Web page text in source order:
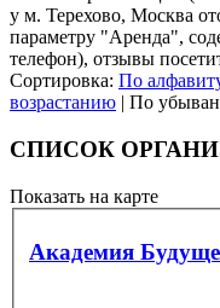
у м. Терехово, Москва
параметру "Аренда",
телефон), отзывы
Сортировка: По
возрастанию | По
СПИСОК
Показать на карте
Академия